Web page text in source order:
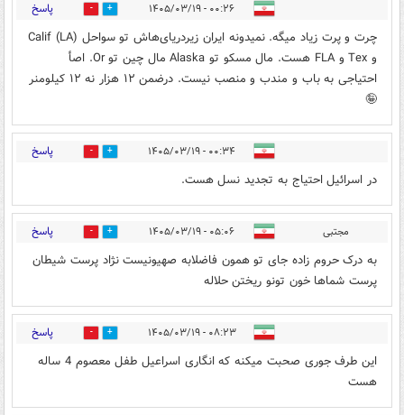
۰۰:۲۶ - ۱۴۰۵/۰۳/۱۹ 0 پاسخ
چرت و‌‌ پرت زیاد میگه. نمیدونه ایران زیردریای‌هاش تو سواحل Calif (LA)
و Tex و FLA هست. مال مسکو‌ تو Alaska مال چین تو Or. اصأ
احتیاجی به باب و مندب و منصب نیست. درضمن ۱۲ هزار نه ۱۲ کیلومنر
🤪
۰۰:۳۴ - ۱۴۰۵/۰۳/۱۹ 0 پاسخ
در اسرائیل احتیاج به تجدید نسل هست.‌
مجتبی ۰۵:۰۶ - ۱۴۰۵/۰۳/۱۹ 0 پاسخ
به درک حروم زاده جای تو همون فاضلابه صهیونیست نژاد پرست شیطان
پرست شماها خون تونو ریختن حلاله
۰۸:۲۳ - ۱۴۰۵/۰۳/۱۹ 0 پاسخ
این طرف جوری صحبت میکنه که انگاری اسراعیل طفل معصوم 4 ساله
هست